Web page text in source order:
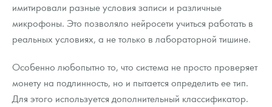
имитировали разные условия записи и различные
микрофоны. Это позволяло нейросети учиться работать в
реальных условиях, а не только в лабораторной тишине.
Особенно любопытно то, что система не просто проверяет
монету на подлинность, но и пытается определить ее тип.
Для этого используется дополнительный классификатор.